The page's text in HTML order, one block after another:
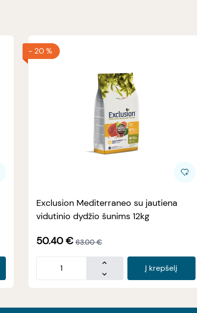
- 20 %
Exclusion Mediterraneo su jautiena
vidutinio dydžio šunims 12kg
50.40€ 63.00 €
Į krepšelį